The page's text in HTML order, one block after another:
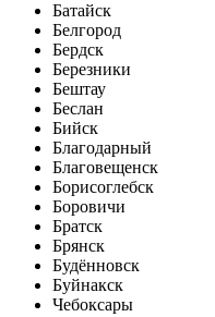
Батайск
Белгород
Бердск
Березники
Бештау
Беслан
Бийск
Благодарный
Благовещенск
Борисоглебск
Боровичи
Братск
Брянск
Будённовск
Буйнакск
Чебоксары